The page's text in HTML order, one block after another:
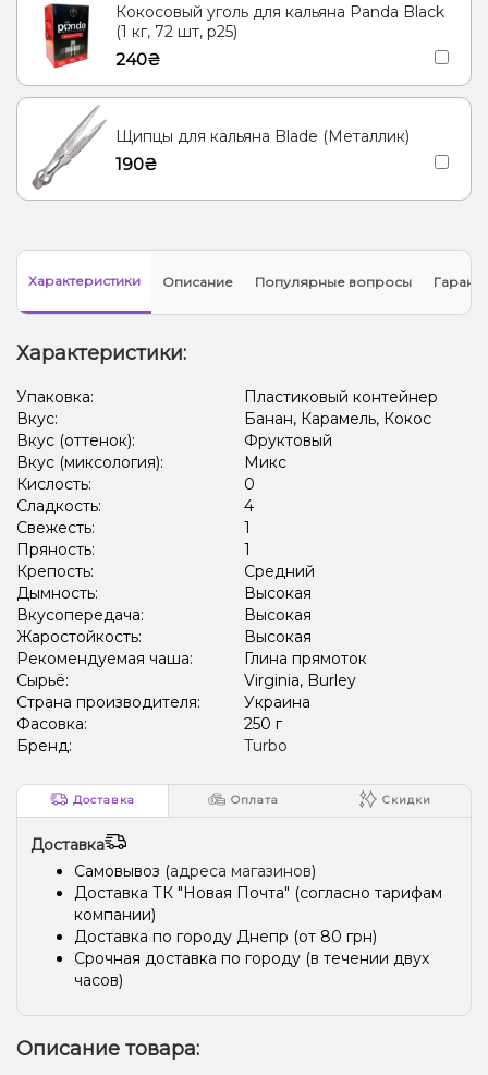
Кокосовый уголь для кальяна Panda Black
(1 кг, 72 шт, р25)
240₴
Щипцы для кальяна Blade (Металлик)
190₴
Характеристики Описание Популярные вопросы
Характеристики:
Упаковка:
Пластиковый контейнер
Вкус:
Банан, Карамель, Кокос
Вкус (оттенок):
Фруктовый
Вкус (миксология):
Микс
Кислость:
0
Сладкость:
4
Свежесть:
1
Пряность:
1
Крепость:
Средний
Дымность:
Высокая
Вкусопередача:
Высокая
Жаростойкость:
Высокая
Рекомендуемая чаша:
Глина прямоток
Сырьё:
Virginia, Burley
Страна производителя:
Украина
Фасовка:
250 г
Бренд:
Turbo
Доставка Оплата Скидки
Доставка
Самовывоз (адреса магазинов)
Доставка ТК "Новая Почта" (согласно тарифам
компании)
Доставка по городу Днепр (от 80 грн)
Срочная доставка по городу (в течении двух
часов)
Описание товара: